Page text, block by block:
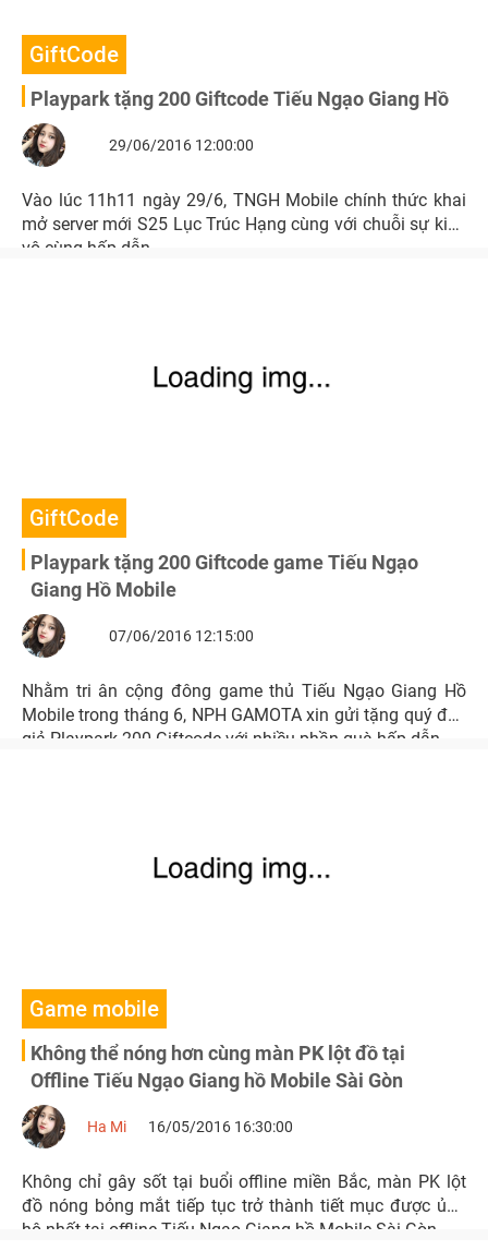
GiftCode
Playpark tặng 200 Giftcode Tiếu Ngạo Giang Hồ
29/06/2016 12:00:00
Vào lúc 11h11 ngày 29/6, TNGH Mobile chính thức khai
mở server mới S25 Lục Trúc Hạng cùng với chuỗi sự kiện
vô cùng hấp dẫn.
GiftCode
Playpark tặng 200 Giftcode game Tiếu Ngạo
Giang Hồ Mobile
07/06/2016 12:15:00
Nhằm tri ân cộng đông game thủ Tiếu Ngạo Giang Hồ
Mobile trong tháng 6, NPH GAMOTA xin gửi tặng quý độc
giả Playpark 200 Giftcode với nhiều phần quà hấp dẫn.
Game mobile
Không thể nóng hơn cùng màn PK lột đồ tại
Offline Tiếu Ngạo Giang hồ Mobile Sài Gòn
Ha Mi 16/05/2016 16:30:00
Không chỉ gây sốt tại buổi offline miền Bắc, màn PK lột
đồ nóng bỏng mắt tiếp tục trở thành tiết mục được ủng
hộ nhất tại offline Tiếu Ngạo Giang hồ Mobile Sài Gòn.